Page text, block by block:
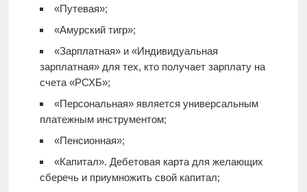
«Путевая»;
«Амурский тигр»;
«Зарплатная» и «Индивидуальная
зарплатная» для тех, кто получает зарплату на
счета «РСХБ»;
«Персональная» является универсальным
платежным инструментом;
«Пенсионная»;
«Капитал». Дебетовая картадля желающих
сберечь и приумножить свой капитал;